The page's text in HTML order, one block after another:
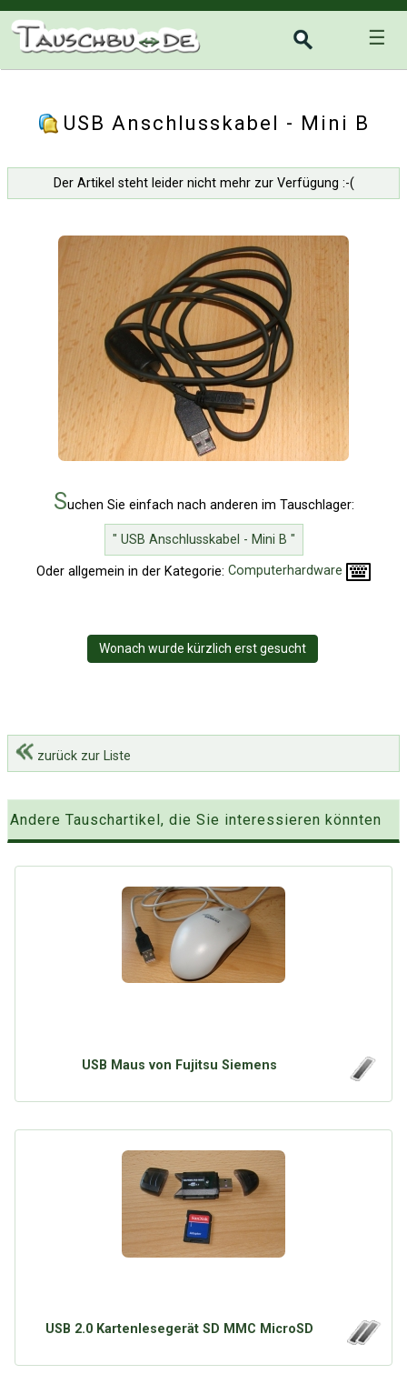
☰
USB Anschlusskabel - Mini B
Der Artikel steht leider nicht mehr zur Verfügung :-(
Suchen Sie einfach nach anderen im Tauschlager:
" USB Anschlusskabel - Mini B "
Oder allgemein in der Kategorie: Computerhardware
Wonach wurde kürzlich erst gesucht
zurück zur Liste
Andere Tauschartikel, die Sie interessieren könnten
USB Maus von Fujitsu Siemens
USB 2.0 Kartenlesegerät SD MMC MicroSD